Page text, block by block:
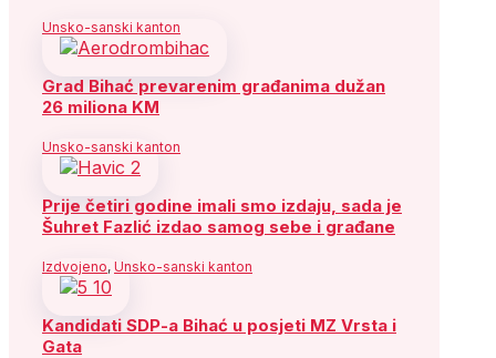
Unsko-sanski kanton
Grad Bihać prevarenim građanima dužan
26 miliona KM
Unsko-sanski kanton
Prije četiri godine imali smo izdaju, sada je
Šuhret Fazlić izdao samog sebe i građane
Izdvojeno, Unsko-sanski kanton
Kandidati SDP-a Bihać u posjeti MZ Vrsta i
Gata